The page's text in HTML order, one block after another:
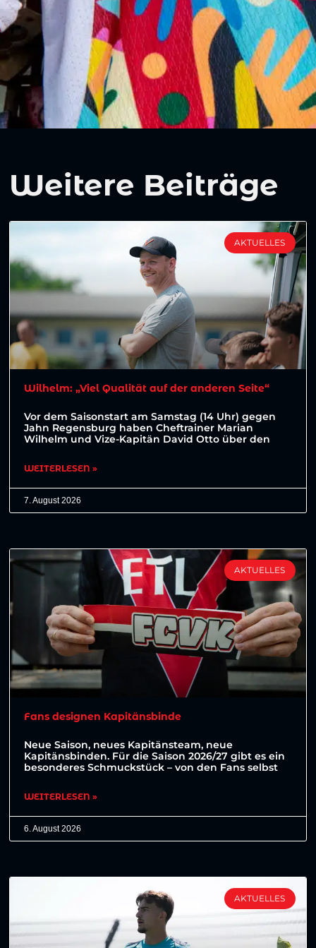
Weitere Beiträge
AKTUELLES
Wilhelm: „Viel Qualität auf der anderen Seite“
Vor dem Saisonstart am Samstag (14 Uhr) gegen
Jahn Regensburg haben Cheftrainer Marian
Wilhelm und Vize-Kapitän David Otto über den
WEITERLESEN »
7. August 2026
AKTUELLES
Fans designen Kapitänsbinde
Neue Saison, neues Kapitänsteam, neue
Kapitänsbinden. Für die Saison 2026/27 gibt es ein
besonderes Schmuckstück – von den Fans selbst
WEITERLESEN »
6. August 2026
AKTUELLES